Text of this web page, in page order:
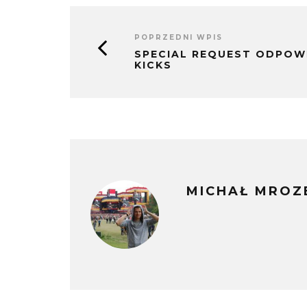
POPRZEDNI WPIS
SPECIAL REQUEST
KICKS
MICHAŁ